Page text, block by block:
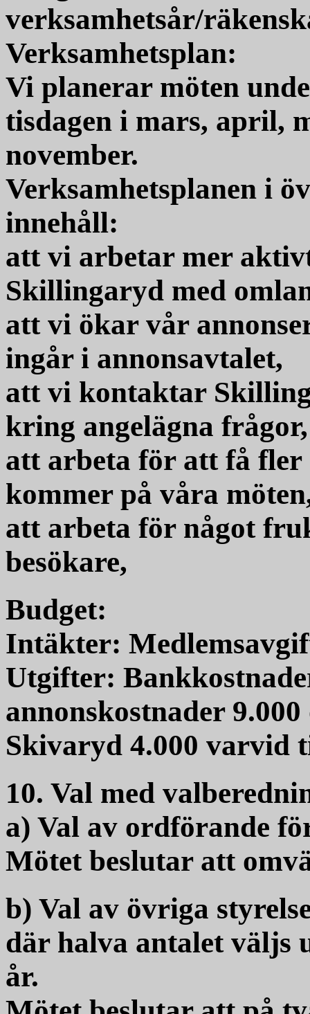
verksamhetsår/
Verksamhetsplan:
Vi planerar möten
tisdagen i mars, april,
november.
Verksamhetsplanen i
innehåll:
att vi arbetar mer
Skillingaryd med
att vi ökar vår
ingår i annonsavtalet,
att vi kontaktar
kring angelägna frågor,
att arbeta för att få fler
kommer på våra
att arbeta för något
besökare,
Budget:
Intäkter:
Utgifter:
annonskostnader
Skivaryd 4.000 varvid
10. Val med
a) Val av ordförande
Mötet beslutar att
b) Val av övriga
där halva antalet väljs
år.